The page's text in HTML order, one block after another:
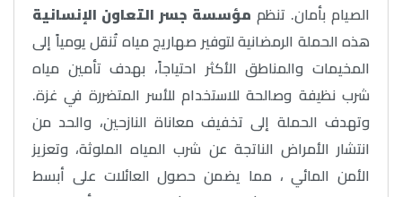
الصيام بأمان. تنظم مؤسسة جسر التعاون الإنسانية
هذه الحملة الرمضانية لتوفير صهاريج مياه تُنقل يومياً إلى
المخيمات والمناطق الأكثر احتياجاً، بهدف تأمين مياه
شرب نظيفة وصالحة للاستخدام للأسر المتضررة في غزة.
وتهدف الحملة إلى تخفيف معاناة النازحين، والحد من
انتشار الأمراض الناتجة عن شرب المياه الملوثة، وتعزيز
الأمن المائي ، مما يضمن حصول العائلات على أبسط